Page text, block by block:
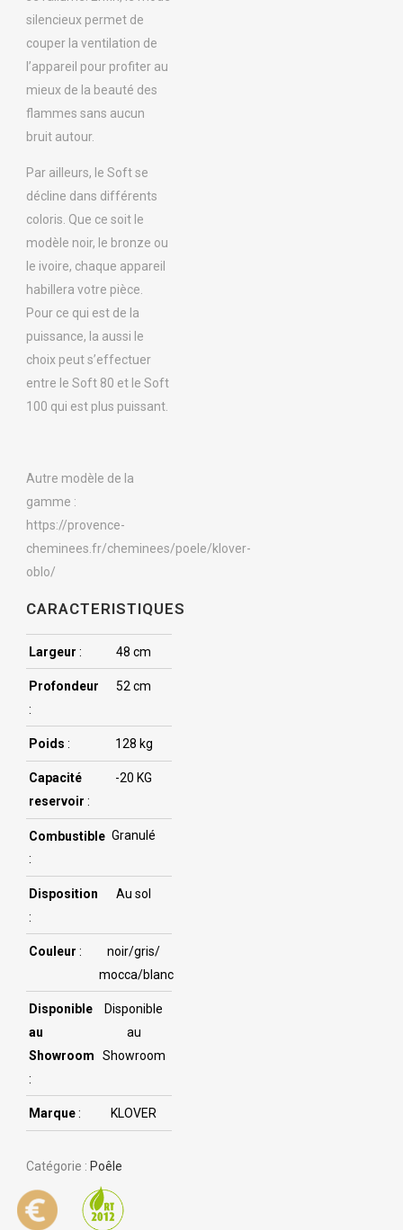
silencieux permet de
couper la ventilation de
l’appareil pour profiter au
mieux de la beauté des
flammes sans aucun
bruit autour.
Par ailleurs, le Soft se
décline dans différents
coloris. Que ce soit le
modèle noir, le bronze ou
le ivoire, chaque appareil
habillera votre pièce.
Pour ce qui est de la
puissance, la aussi le
choix peut s’effectuer
entre le Soft 80 et le Soft
100 qui est plus puissant.
Autre modèle de la
gamme :
https://provence-
cheminees.fr/cheminees/poele/klover-
oblo/
CARACTERISTIQUES
Largeur : 48 cm
Profondeur
:
52 cm
Poids : 128 kg
Capacité
reservoir :
-20 KG
Combustible
:
Granulé
Disposition
:
Au sol
Couleur :
noir/gris/
mocca/blanc
Disponible
au
Showroom
:
Disponible
au
Showroom
Marque: KLOVER
Catégorie : Poêle